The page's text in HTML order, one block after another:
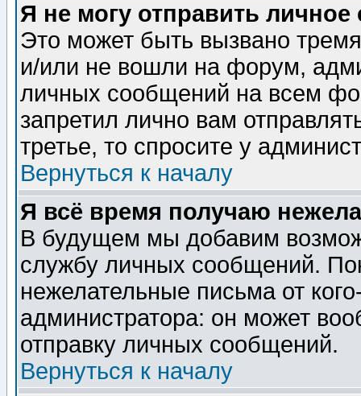
Я не могу отправить
Это может быть вызвано
и/или не вошли на форум,
личных сообщений на всем
запретил лично вам
третье, то спросите у
Вернуться к началу
Я всё время получаю
В будущем мы добавим
службу личных сообщений.
нежелательные письма от
администратора: он может
отправку личных сообщений.
Вернуться к началу